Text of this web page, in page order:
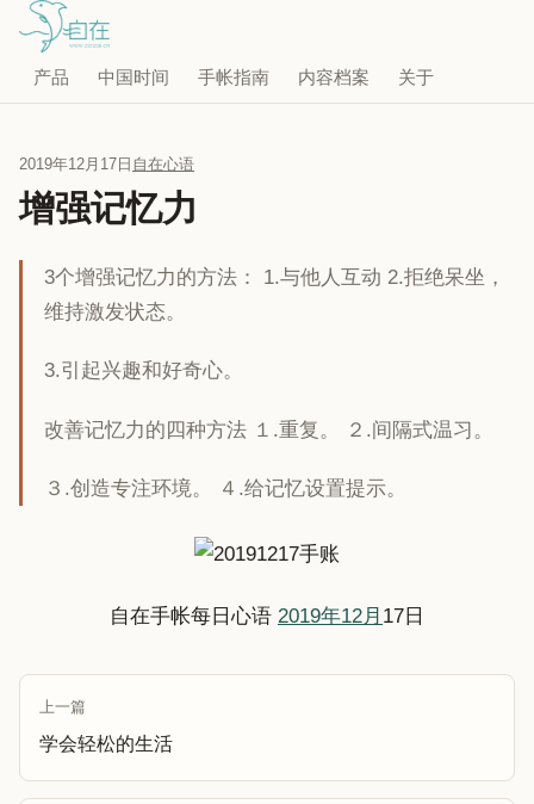
产品 中国时间 手帐指南 内容档案 关于
2019年12月17日 自在心语
增强记忆力
3个增强记忆力的方法： 1.与他人互动 2.拒绝呆坐，
维持激发状态。
3.引起兴趣和好奇心。
改善记忆力的四种方法 １.重复。 ２.间隔式温习。
３.创造专注环境。 ４.给记忆设置提示。
自在手帐每日心语 2019年12月 17日
上一篇
学会轻松的生活